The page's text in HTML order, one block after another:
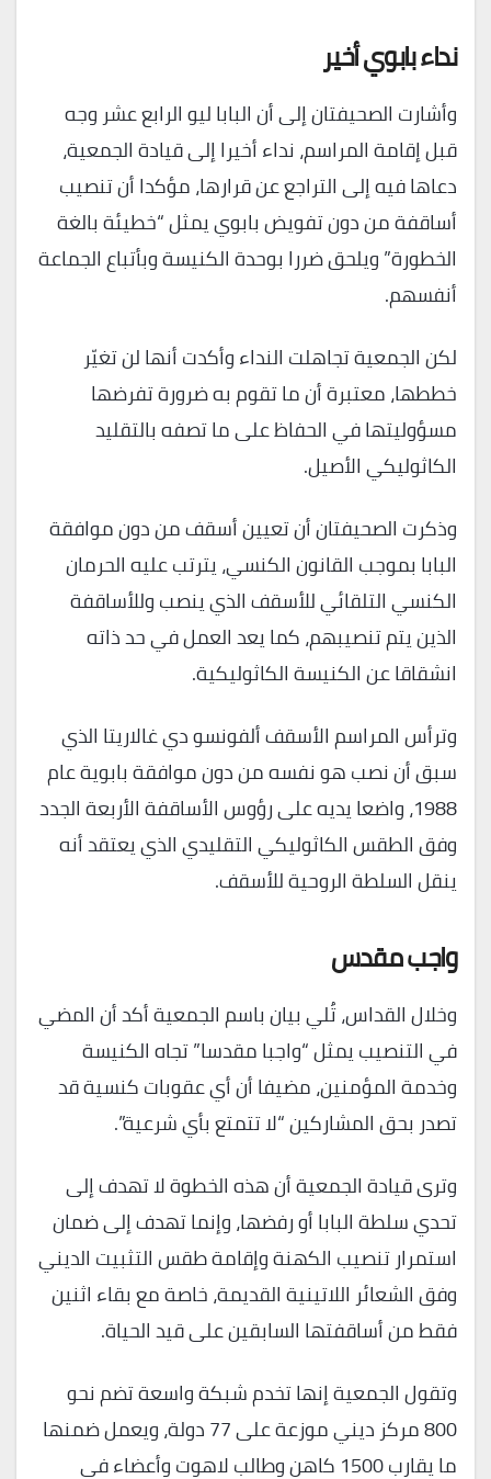
نداء بابوي أخير
وأشارت الصحيفتان إلى أن البابا ليو الرابع عشر وجه
قبل إقامة المراسم، نداء أخيرا إلى قيادة الجمعية،
دعاها فيه إلى التراجع عن قرارها، مؤكدا أن تنصيب
أساقفة من دون تفويض بابوي يمثل “خطيئة بالغة
الخطورة” ويلحق ضررا بوحدة الكنيسة وبأتباع الجماعة
أنفسهم.
لكن الجمعية تجاهلت النداء وأكدت أنها لن تغيّر
خططها، معتبرة أن ما تقوم به ضرورة تفرضها
مسؤوليتها في الحفاظ على ما تصفه بالتقليد
الكاثوليكي الأصيل.
وذكرت الصحيفتان أن تعيين أسقف من دون موافقة
البابا بموجب القانون الكنسي، يترتب عليه الحرمان
الكنسي التلقائي للأسقف الذي ينصب وللأساقفة
الذين يتم تنصيبهم، كما يعد العمل في حد ذاته
انشقاقا عن الكنيسة الكاثوليكية.
وترأس المراسم الأسقف ألفونسو دي غالاريتا الذي
سبق أن نصب هو نفسه من دون موافقة بابوية عام
1988، واضعا يديه على رؤوس الأساقفة الأربعة الجدد
وفق الطقس الكاثوليكي التقليدي الذي يعتقد أنه
ينقل السلطة الروحية للأسقف.
واجب مقدس
وخلال القداس، تُلي بيان باسم الجمعية أكد أن المضي
في التنصيب يمثل “واجبا مقدسا” تجاه الكنيسة
وخدمة المؤمنين، مضيفا أن أي عقوبات كنسية قد
تصدر بحق المشاركين “لا تتمتع بأي شرعية”.
وترى قيادة الجمعية أن هذه الخطوة لا تهدف إلى
تحدي سلطة البابا أو رفضها، وإنما تهدف إلى ضمان
استمرار تنصيب الكهنة وإقامة طقس التثبيت الديني
وفق الشعائر اللاتينية القديمة، خاصة مع بقاء اثنين
فقط من أساقفتها السابقين على قيد الحياة.
وتقول الجمعية إنها تخدم شبكة واسعة تضم نحو
800 مركز ديني موزعة على 77 دولة، ويعمل ضمنها
ما يقارب 1500 كاهن وطالب لاهوت وأعضاء في